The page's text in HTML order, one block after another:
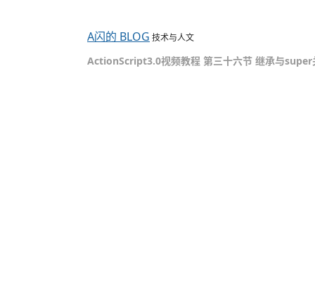
A闪的 BLOG 技术与人文
ActionScript3.0视频教程 第三十六节 继承与super